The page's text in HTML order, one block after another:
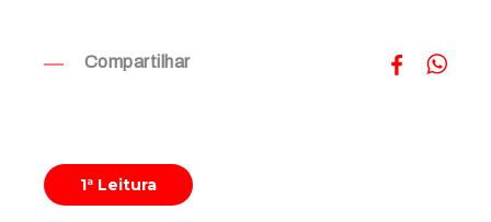
Compartilhar
1ª Leitura